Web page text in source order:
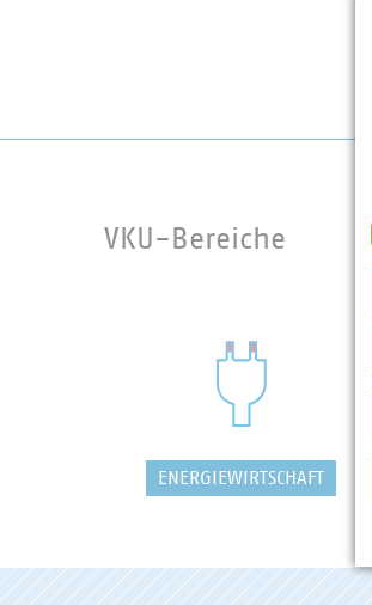
VKU-Bereiche
ENERGIEWIRTSCHAFT